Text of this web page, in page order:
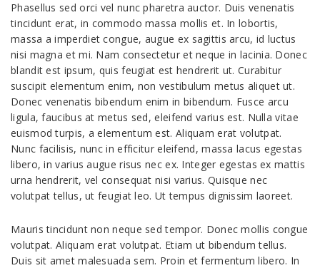
Phasellus sed orci vel nunc pharetra auctor. Duis venenatis
tincidunt erat, in commodo massa mollis et. In lobortis,
massa a imperdiet congue, augue ex sagittis arcu, id luctus
nisi magna et mi. Nam consectetur et neque in lacinia. Donec
blandit est ipsum, quis feugiat est hendrerit ut. Curabitur
suscipit elementum enim, non vestibulum metus aliquet ut.
Donec venenatis bibendum enim in bibendum. Fusce arcu
ligula, faucibus at metus sed, eleifend varius est. Nulla vitae
euismod turpis, a elementum est. Aliquam erat volutpat.
Nunc facilisis, nunc in efficitur eleifend, massa lacus egestas
libero, in varius augue risus nec ex. Integer egestas ex mattis
urna hendrerit, vel consequat nisi varius. Quisque nec
volutpat tellus, ut feugiat leo. Ut tempus dignissim laoreet.
Mauris tincidunt non neque sed tempor. Donec mollis congue
volutpat. Aliquam erat volutpat. Etiam ut bibendum tellus.
Duis sit amet malesuada sem. Proin et fermentum libero. In